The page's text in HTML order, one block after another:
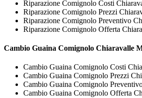
Riparazione Comignolo Costi
Riparazione Comignolo Prezzi
Riparazione Comignolo Preventivo
Riparazione Comignolo Offerta
Cambio Guaina Comignolo Chiaravalle
Cambio Guaina Comignolo Costi
Cambio Guaina Comignolo Prezzi
Cambio Guaina Comignolo
Cambio Guaina Comignolo Offerta